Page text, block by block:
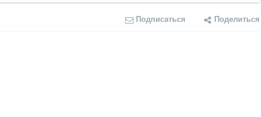
Подписаться Поделиться